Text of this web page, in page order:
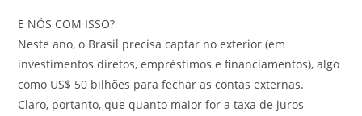
E NÓS COM ISSO?
Neste ano, o Brasil precisa captar no exterior (em
investimentos diretos, empréstimos e financiamentos), algo
como US$ 50 bilhões para fechar as contas externas.
Claro, portanto, que quanto maior for a taxa de juros